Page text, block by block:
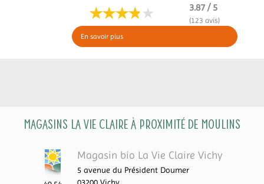
3.87 / 5
(123 avis)
En savoir plus
Magasins La Vie Claire à proximité de Moulins
Magasin bio La Vie Claire Vichy
5 avenue du Président Doumer